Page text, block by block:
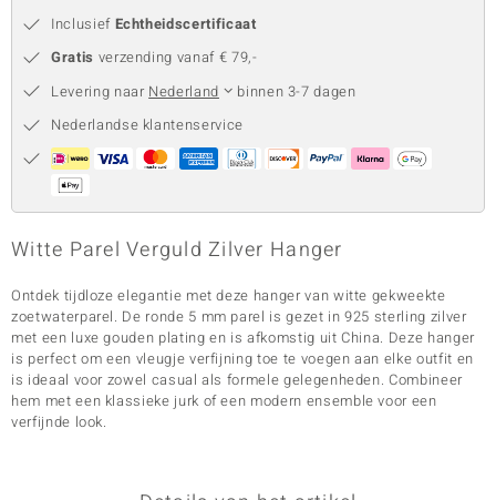
Inclusief Echtheidscertificaat
Gratis verzending vanaf € 79,-
Levering naar Nederland
binnen 3-7 dagen
Nederlandse klantenservice
Witte Parel Verguld Zilver Hanger
Ontdek tijdloze elegantie met deze hanger van witte gekweekte
zoetwaterparel. De ronde 5 mm parel is gezet in 925 sterling zilver
met een luxe gouden plating en is afkomstig uit China. Deze hanger
is perfect om een vleugje verfijning toe te voegen aan elke outfit en
is ideaal voor zowel casual als formele gelegenheden. Combineer
hem met een klassieke jurk of een modern ensemble voor een
verfijnde look.